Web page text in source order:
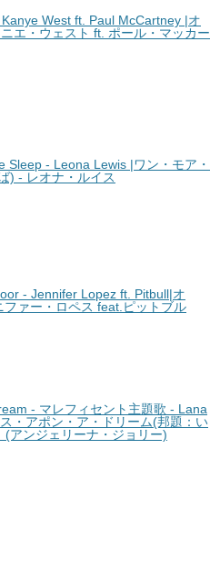
Kanye West ft. Paul McCartney |オ
エ・ウェスト ft. ポール・マッカー
Sleep - Leona Lewis |ワン・モア・
) - レオナ・ルイス
- Jennifer Lopez ft. Pitbull|オ
ファー・ロペス feat.ピットブル
- マレフィセント主題歌 - Lana
・アポン・ア・ドリーム(邦題：い
アンジェリーナ・ジョリー)